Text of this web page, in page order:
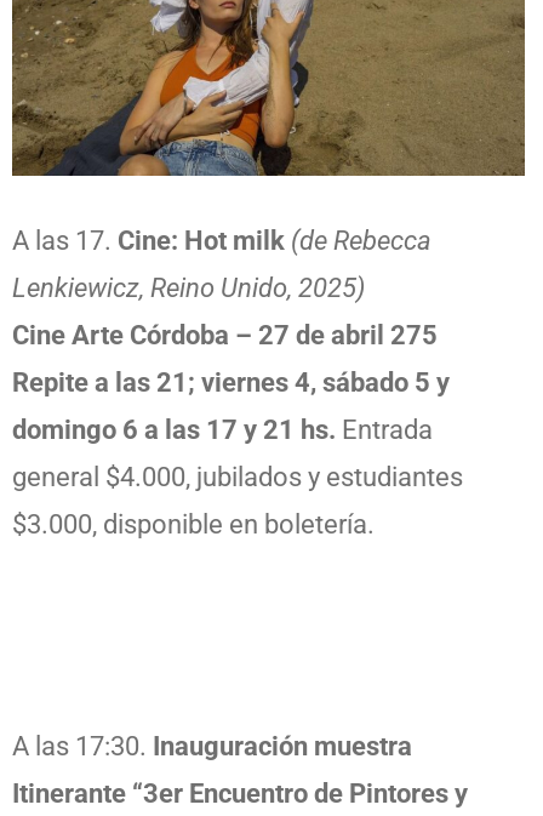
A las 17. Cine: Hot milk (de Rebecca
Lenkiewicz, Reino Unido, 2025)
Cine Arte Córdoba – 27 de abril 275
Repite a las 21; viernes 4, sábado 5 y
domingo 6 a las 17 y 21 hs. Entrada
general $4.000, jubilados y estudiantes
$3.000, disponible en boletería.
A las 17:30. Inauguración muestra
Itinerante “3er Encuentro de Pintores y